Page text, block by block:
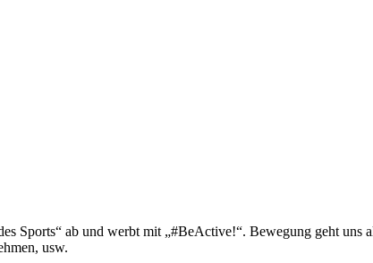
Sports“ ab und werbt mit „#BeActive!“. Bewegung geht uns
usw.